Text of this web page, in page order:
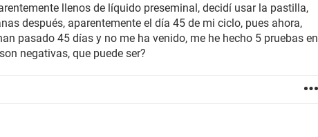
llenos de líquido preseminal, decidí usar la pastilla,
después, aparentemente el día 45 de mi ciclo, pues ahora,
pasado 45 días y no me ha venido, me he hecho 5 pruebas en
negativas, que puede ser?